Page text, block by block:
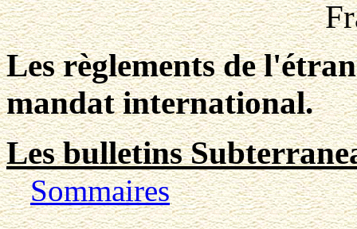
Les règlements de
mandat international.
Les bulletins
Sommaires